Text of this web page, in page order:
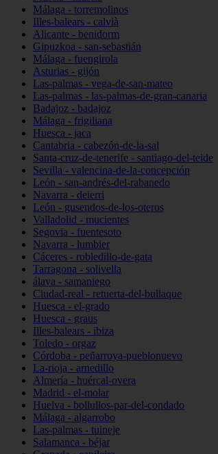
Málaga - torremolinos
Illes-balears - calvià
Alicante - benidorm
Gipuzkoa - san-sebastián
Málaga - fuengirola
Asturias - gijón
Las-palmas - vega-de-san-mateo
Las-palmas - las-palmas-de-gran-canaria
Badajoz - badajoz
Málaga - frigiliana
Huesca - jaca
Cantabria - cabezón-de-la-sal
Santa-cruz-de-tenerife - santiago-del-teide
Sevilla - valencina-de-la-concepción
León - san-andrés-del-rabanedo
Navarra - deierri
León - gusendos-de-los-oteros
Valladolid - mucientes
Segovia - fuentesoto
Navarra - lumbier
Cáceres - robledillo-de-gata
Tarragona - solivella
álava - samaniego
Ciudad-real - retuerta-del-bullaque
Huesca - el-grado
Huesca - graus
Illes-balears - ibiza
Toledo - orgaz
Córdoba - peñarroya-pueblonuevo
La-rioja - arnedillo
Almería - huércal-overa
Madrid - el-molar
Huelva - bollullos-par-del-condado
Málaga - algarrobo
Las-palmas - tuineje
Salamanca - béjar